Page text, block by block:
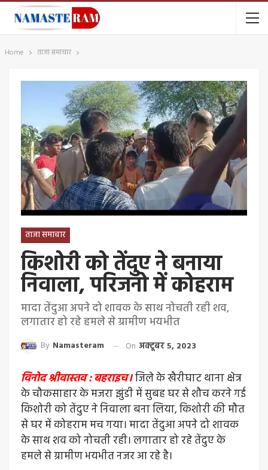
Home ताजा समाचार
ताजा समाचार
किशोरी को तेंदुए ने बनाया
निवाला, परिजनो में कोहराम
मादा तेंदुआ अपने दो शावक के साथ नोचती रही शव,
लगातार हो रहे हमले से ग्रामीण भयभीत
By Namasteram On अक्टूबर 5, 2023
विनोद श्रीवास्तव : बहराइच।जिले के खैरीघाट थाना क्षेत्र
के चौकसाहार के मजरा झुंडी में सुबह घर से शौच करने गई
किशोरी को तेंदुए ने निवाला बना लिया, किशोरी की मौत
से घर में कोहराम मच गया। मादा तेंदुआ अपने दो शावक
के साथ शव को नोचती रही। लगातार हो रहे तेंदुए के
हमले से ग्रामीण भयभीत नजर आ रहे है।